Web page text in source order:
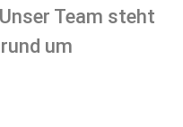
Team steht
um